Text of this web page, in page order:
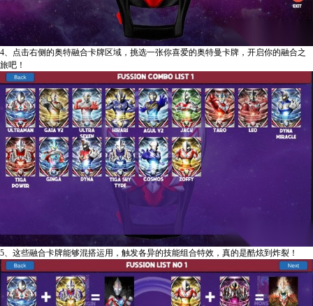
4、点击右侧的奥特融合卡牌区域，挑选一张你喜爱的奥特曼卡牌，开启你的融合之
旅吧！
5、这些融合卡牌能够混搭运用，触发各异的技能组合特效，真的是酷炫到炸裂！